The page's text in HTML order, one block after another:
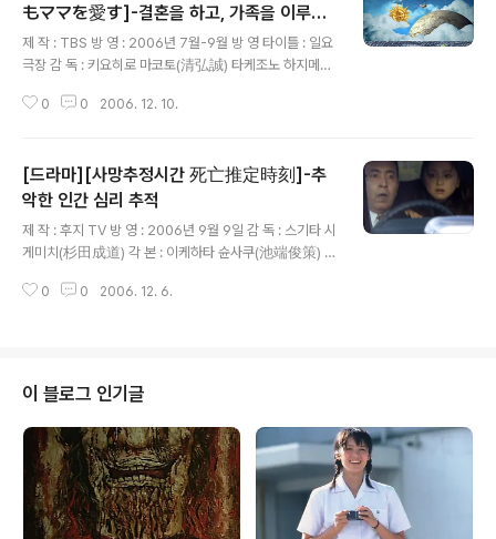
もママを愛す]-결혼을 하고, 가족을 이루고,
다 같이 늙어가는...
제 작 : TBS 방 영 : 2006년 7월-9월 방 영 타이틀 : 일요
극장 감 독 : 키요히로 마코토(清弘誠) 타케조노 하지메
카즈히코(遊川和彦) 출 연 : 타무라 마사카즈(田村正和)
토미(小林聡美) 아베 사다오([阿部サダヲ) 게키단 히토
리(劇団ひとり) 사쿠라다 세이코(桜田聖子) 후지이 레
이나(藤井玲奈) 카와시마 우미카(川島海荷) 코바야시
스스무(小林すすむ) 한카이 카즈아키(半海一晃) 사쿠라
바 히로미치(櫻庭博道) 코미야 켄고(小宮健吾) 야마자
키 호세이(山崎邦正) 우메자와 마사요(梅沢昌代) 오미
0 0 2006. 12. 10.
[드라마][사망추정시간 死亡推定時刻]-추
악한 인간 심리 추적
제 작 : 후지 TV 방 영 : 2006년 9월 9일 감 독 : 스기타 시
게미치(杉田成道) 각 본 : 이케하타 슌사쿠(池端俊策) 원
: 요시오카 히데타카(吉岡秀隆) 마츠다이라 켄(松平健)
雄) 토다 케이코(戸田恵子) 쿠니무라 준(國村隼) 코바야
시 카오루(小林薫) 여기 가난한 시절을 우애와 믿음으로
커 온 형제가 있다. 가난은 이 둘을 가장 소중하고 가까운
사람으로 만들기도 했지만, 서로 원수가 되게도 했다. 고리
업, 검은 경제로 돈을 끌어모은 동생과 경찰 세계에서 신념
과 청렴결백 고집쎄게 자신의 ..
0 0 2006. 12. 6.
이 블로그 인기글